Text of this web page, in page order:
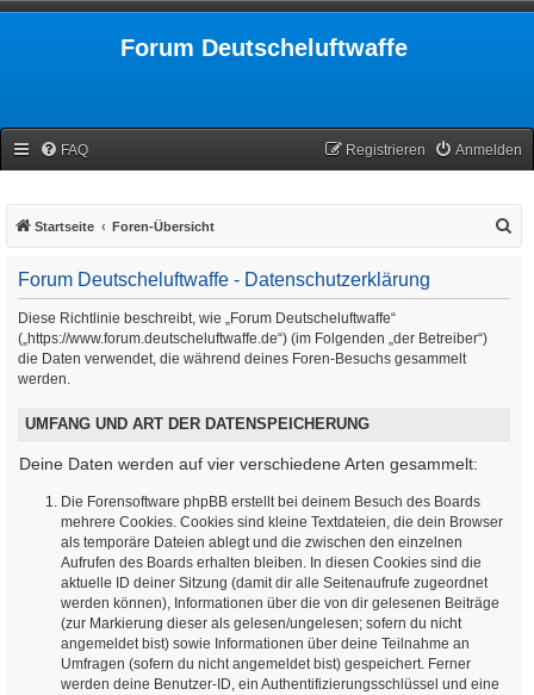
Forum Deutscheluftwaffe
FAQ Anmelden
Registrieren
Startseite Foren-Übersicht
Forum Deutscheluftwaffe - Datenschutzerklärung
Diese Richtlinie beschreibt, wie „Forum Deutscheluftwaffe“
(„https://www.forum.deutscheluftwaffe.de“) (im Folgenden „der Betreiber“)
die Daten verwendet, die während deines Foren-Besuchs gesammelt
werden.
UMFANG UND ART DER DATENSPEICHERUNG
Deine Daten werden auf vier verschiedene Arten gesammelt:
Die Forensoftware phpBB erstellt bei deinem Besuch des Boards
mehrere Cookies. Cookies sind kleine Textdateien, die dein Browser
als temporäre Dateien ablegt und die zwischen den einzelnen
Aufrufen des Boards erhalten bleiben. In diesen Cookies sind die
aktuelle ID deiner Sitzung (damit dir alle Seitenaufrufe zugeordnet
werden können), Informationen über die von dir gelesenen Beiträge
(zur Markierung dieser als gelesen/ungelesen; sofern du nicht
angemeldet bist) sowie Informationen über deine Teilnahme an
Umfragen (sofern du nicht angemeldet bist) gespeichert. Ferner
werden deine Benutzer-ID, ein Authentifizierungsschlüssel und eine